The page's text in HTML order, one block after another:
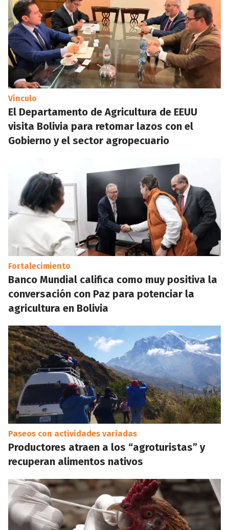
Vínculo
El Departamento de Agricultura de EEUU
visita Bolivia para retomar lazos con el
Gobierno y el sector agropecuario
Fortalecimiento
Banco Mundial califica como muy positiva la
conversación con Paz para potenciar la
agricultura en Bolivia
Paseos con actividades variadas
Productores atraen a los “agroturistas” y
recuperan alimentos nativos